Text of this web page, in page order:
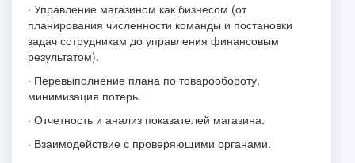
· Управление магазином как бизнесом (от
планирования численности команды и постановки
задач сотрудникам до управления финансовым
результатом).
· Перевыполнение плана по товарообороту,
минимизация потерь.
· Отчетность и анализ показателей магазина.
· Взаимодействие с проверяющими органами.